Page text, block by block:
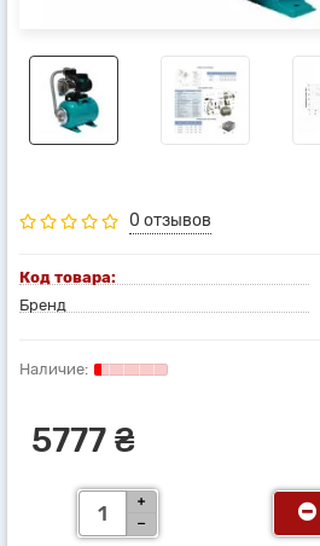
0 отзывов
Код товара:
Бренд
5777 ₴